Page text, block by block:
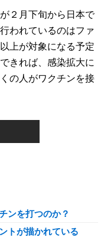
２月下旬から日本で
われているのはファ
上が対象になる予定
きれば、感染拡大に
の人がワクチンを接
ンを打つのか？
トが描かれている